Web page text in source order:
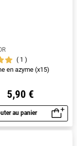
1
en azyme (x15)
5,90 €
au panier
Aperçu rapide